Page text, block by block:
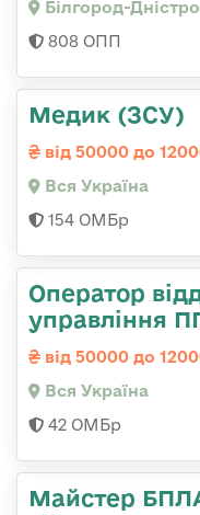
Білгород-
808 ОПП
Медик (ЗСУ)
від 50000 до
Вся Україна
154 ОМБр
Оператор
управління
від 50000 до
Вся Україна
42 ОМБр
Майстер